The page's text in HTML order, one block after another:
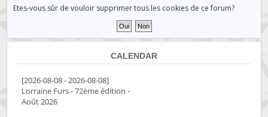
Etes-vous sûr de vouloir supprimer tous les cookies de ce forum?
CALENDAR